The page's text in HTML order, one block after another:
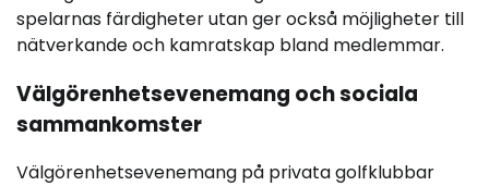
spelarnas färdigheter utan ger också möjligheter till
nätverkande och kamratskap bland medlemmar.
Välgörenhetsevenemang och sociala
sammankomster
Välgörenhetsevenemang på privata golfklubbar